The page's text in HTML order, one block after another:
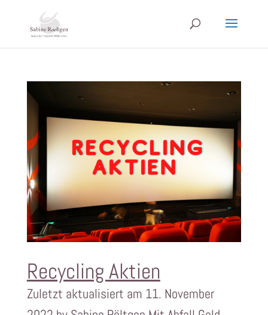
Recycling Aktien
Zuletzt aktualisiert am 11. November